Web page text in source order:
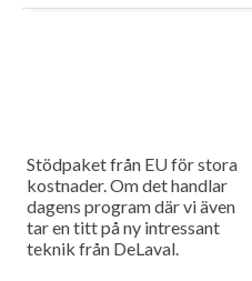
Stödpaket från EU för stora
kostnader. Om det handlar
dagens program där vi även
tar en titt på ny intressant
teknik från DeLaval.